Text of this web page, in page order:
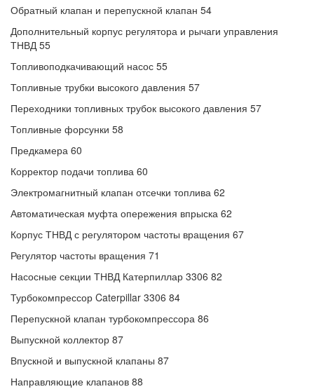
Обратный клапан и перепускной клапан 54
Дополнительный корпус регулятора и рычаги управления
ТНВД 55
Топливоподкачивающий насос 55
Топливные трубки высокого давления 57
Переходники топливных трубок высокого давления 57
Топливные форсунки 58
Предкамера 60
Корректор подачи топлива 60
Электромагнитный клапан отсечки топлива 62
Автоматическая муфта опережения впрыска 62
Корпус ТНВД с регулятором частоты вращения 67
Регулятор частоты вращения 71
Насосные секции ТНВД Катерпиллар 3306 82
Турбокомпрессор Caterpillar 3306 84
Перепускной клапан турбокомпрессора 86
Выпускной коллектор 87
Впускной и выпускной клапаны 87
Направляющие клапанов 88